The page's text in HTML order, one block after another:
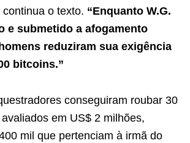
continua o texto. “Enquanto W.G.
e submetido a afogamento
reduziram sua exigência
bitcoins.”
conseguiram roubar 30
em US$ 2 milhões,
mil que pertenciam à irmã do